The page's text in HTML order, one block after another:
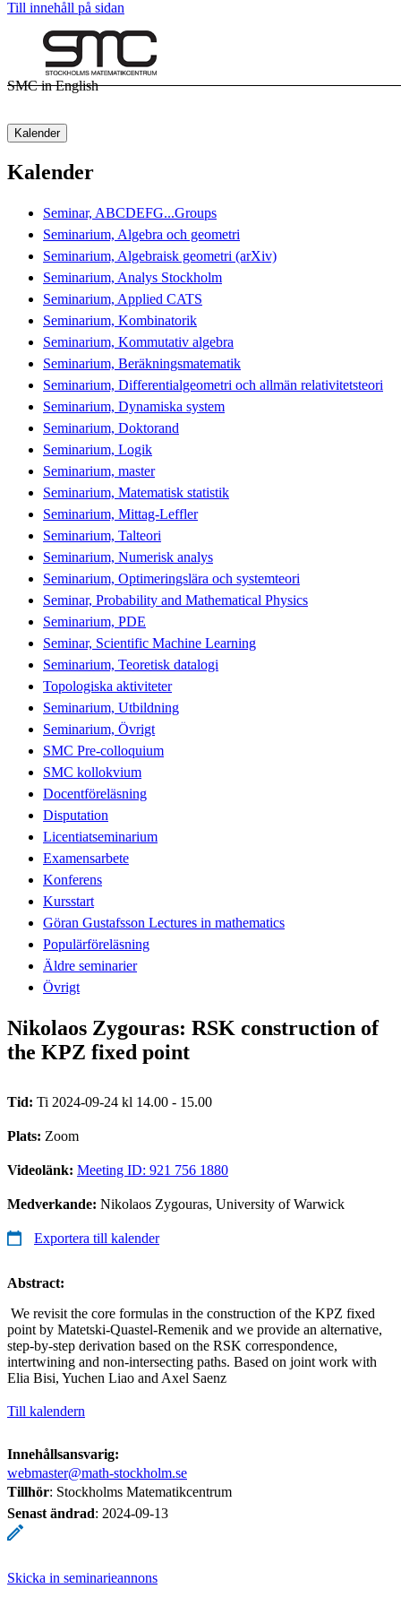
Till innehåll på sidan
SMC in English
Kalender
Kalender
Seminar, ABCDEFG...Groups
Seminarium, Algebra och geometri
Seminarium, Algebraisk geometri (arXiv)
Seminarium, Analys Stockholm
Seminarium, Applied CATS
Seminarium, Kombinatorik
Seminarium, Kommutativ algebra
Seminarium, Beräkningsmatematik
Seminarium, Differentialgeometri och allmän relativitetsteori
Seminarium, Dynamiska system
Seminarium, Doktorand
Seminarium, Logik
Seminarium, master
Seminarium, Matematisk statistik
Seminarium, Mittag-Leffler
Seminarium, Talteori
Seminarium, Numerisk analys
Seminarium, Optimeringslära och systemteori
Seminar, Probability and Mathematical Physics
Seminarium, PDE
Seminar, Scientific Machine Learning
Seminarium, Teoretisk datalogi
Topologiska aktiviteter
Seminarium, Utbildning
Seminarium, Övrigt
SMC Pre-colloquium
SMC kollokvium
Docentföreläsning
Disputation
Licentiatseminarium
Examensarbete
Konferens
Kursstart
Göran Gustafsson Lectures in mathematics
Populärföreläsning
Äldre seminarier
Övrigt
Nikolaos Zygouras: RSK construction of
the KPZ fixed point
Tid: Ti 2024-09-24 kl 14.00 - 15.00
Plats: Zoom
Videolänk: Meeting ID: 921 756 1880
Medverkande: Nikolaos Zygouras, University of Warwick
Exportera till kalender
Abstract:
We revisit the core formulas in the construction of the KPZ fixed
point by Matetski-Quastel-Remenik and we provide an alternative,
step-by-step derivation based on the RSK correspondence,
intertwining and non-intersecting paths. Based on joint work with
Elia Bisi, Yuchen Liao and Axel Saenz
Till kalendern
Innehållsansvarig:
webmaster@math-stockholm.se
Tillhör: Stockholms Matematikcentrum
Senast ändrad: 2024-09-13
Skicka in seminarieannons